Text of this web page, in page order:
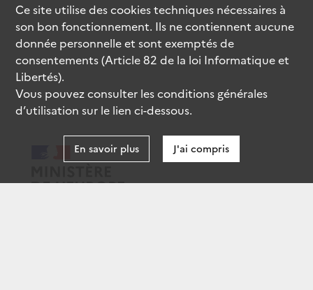
Ce site utilise descookiestechniques nécessaires à
son bon fonctionnement. Ils ne contiennent aucune
donnée personnelle et sont exemptés de
consentements (Article 82 de la loi Informatique et
Libertés).
Vous pouvez consulter les conditions générales
d’utilisation sur le lien ci-dessous.
En savoir plus J'ai compris